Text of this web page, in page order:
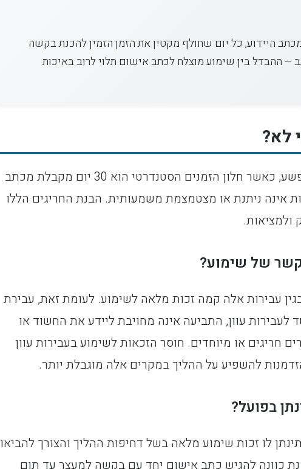
היידוע, כל יום שחולף מקטין את הזמן הזמין להכנת בקשה
– ההבדל בין שימוע מוצלח לכתב אישום תלוי לרוב באיכות
לא?
הזכאות הבסיסית לשימוע מוקנית לחשודים בעבירות פשע, כאשר חלון הזמנים הסטנדרטי הוא 30 יום מקבלת מכתב
אינה ניתנת או מצטמצמת משמעותית. הבנת החריגים הללו
ולמציאות.
של שימוע?
שעונשה מעל 3 שנות מאסר, ובגין עבירות אלה קמה זכות מלאה לשימוע. לעומת זאת, עבירת
מאסר. ככלל, בחשד לעבירות עוון, התביעה אינה מחויבת ליידע את החשוד או
או מיוחדים. חוסר הזכאות לשימוע בעבירות עוון
להשפיע על ההליך במקרים אלה מוגבלת יותר.
בפועל?
לו זכות שימוע מלאה בשל דחיפות ההליך והצורך להביאו
כוונה להגיש כתב אישום יחד עם בקשה למעצר עד תום